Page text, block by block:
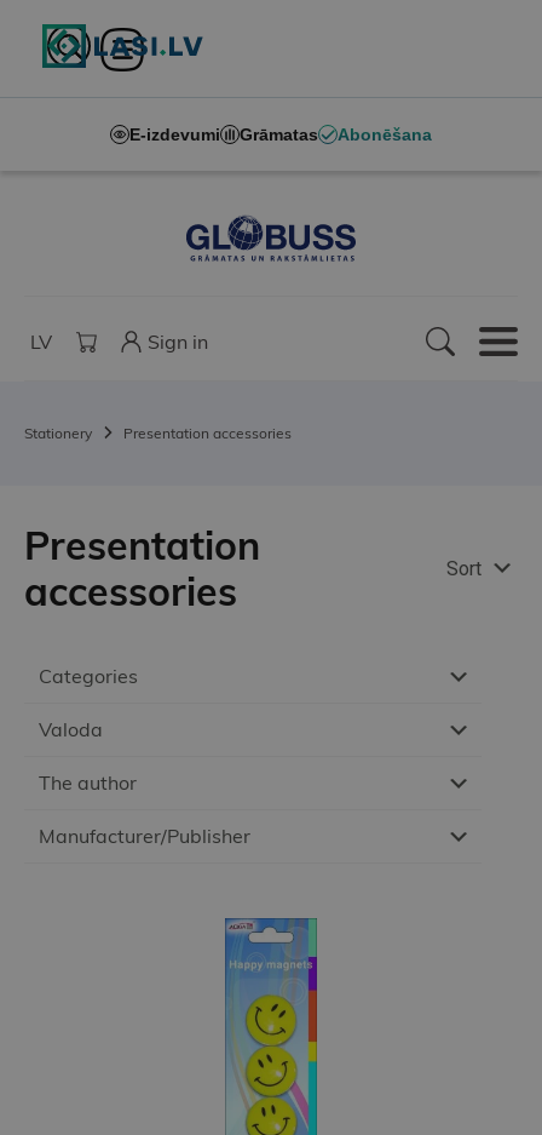
E-izdevumi Grāmatas Abonēšana
LV Sign in
Stationery Presentation accessories
Categories
Valoda
The author
Manufacturer/Publisher
Presentation
accessories
Sort